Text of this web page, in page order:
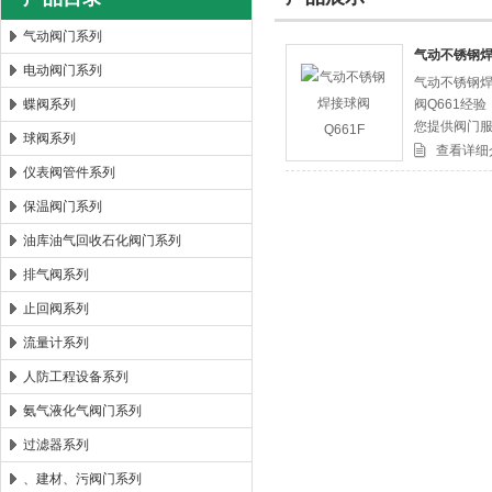
郑州森玛自控阀门有限公司
气动阀门系列
电动阀门系列
蝶阀系列
球阀系列
仪表阀管件系列
保温阀门系列
油库油气回收石化阀门系列
排气阀系列
止回阀系列
流量计系列
人防工程设备系列
氨气液化气阀门系列
过滤器系列
、建材、污阀门系列
气动不锈钢
气动不锈钢
阀Q661经验
您提供阀门
查看详细